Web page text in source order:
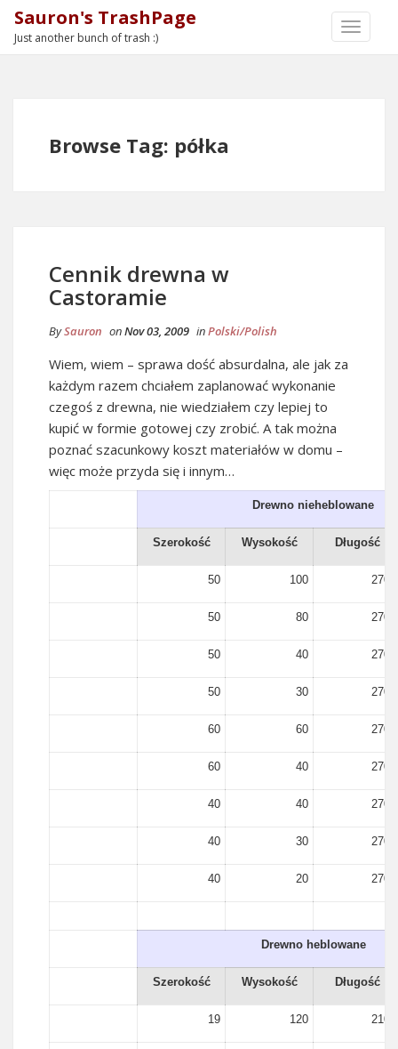
TOGGLE
Sauron's TrashPage
Just another bunch of trash :)
Browse Tag: półka
Cennik drewna w
Castoramie
BySauron onNov 03, 2009 inPolski/Polish
Wiem, wiem – sprawa dość absurdalna, ale jak za
każdym razem chciałem zaplanować wykonanie
czegoś z drewna, nie wiedziałem czy lepiej to
kupić w formie gotowej czy zrobić. A tak można
poznać szacunkowy koszt materiałów w domu –
więc może przyda się i innym…
Drewno nieheblowane
Szerokość Wysokość Długość
50 100 2700
50 80 2700
50 40 2700
50 30 2700
60 60 2700
60 40 2700
40 40 2700
40 30 2700
40 20 2700
Drewno heblowane
Szerokość Wysokość Długość
19 120 2100